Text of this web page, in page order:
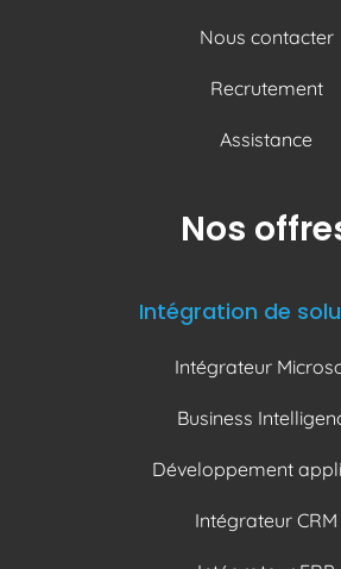
Nous contacter
Recrutement
Assistance
Nos
Intégration de
Intégrateur
Business
Développement
Intégrateur CRM